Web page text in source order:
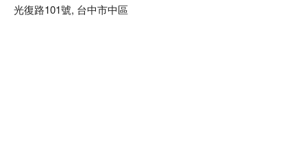
光復路101號, 台中市中區